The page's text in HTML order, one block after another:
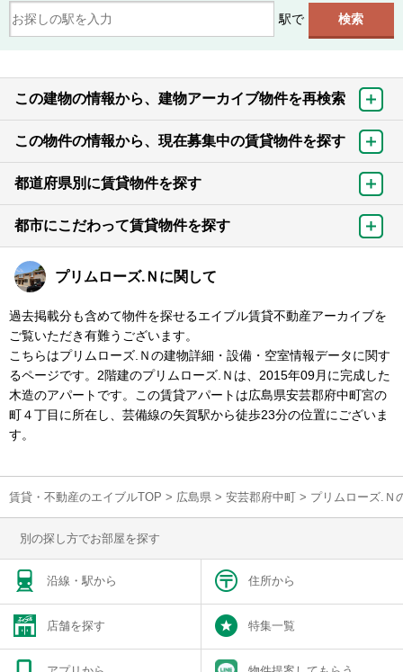
駅で
この建物の情報から、建物アーカイブ物件を再検索
この物件の情報から、現在募集中の賃貸物件を探す
都道府県別に賃貸物件を探す
都市にこだわって賃貸物件を探す
プリムローズ.Ｎに関して
過去掲載分も含めて物件を探せるエイブル賃貸不動産アーカイブを
ご覧いただき有難うございます。
こちらはプリムローズ.Ｎの建物詳細・設備・空室情報データに関す
るページです。2階建のプリムローズ.Ｎは、2015年09月に完成した
木造のアパートです。この賃貸アパートは広島県安芸郡府中町宮の
町４丁目に所在し、芸備線の矢賀駅から徒歩23分の位置にございま
す。
賃貸・不動産のエイブルTOP > 広島県 > 安芸郡府中町 > プリムローズ.Ｎ
別の探し方でお部屋を探す
沿線・駅から 住所から
店舗を探す 特集一覧